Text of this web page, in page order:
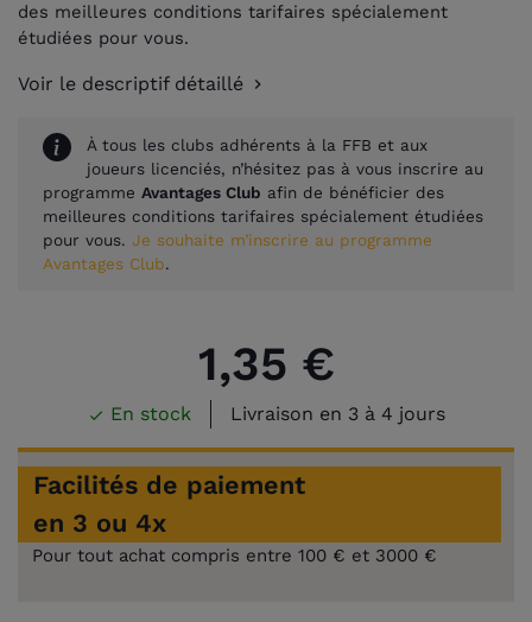
des meilleures conditions tarifaires spécialement
étudiées pour vous.
Voir le descriptif détaillé
À tous les clubs adhérents à la FFB et aux
joueurs licenciés, n’hésitez pas à vous inscrire au
programme Avantages Club afin de bénéficier des
meilleures conditions tarifaires spécialement étudiées
pour vous. Je souhaite m’inscrire au programme
Avantages Club.
1,35 €
 En stock Livraison en 3 à 4 jours
Facilités de paiement
en 3 ou 4x
Pour tout achat compris entre 100 € et 3000 €